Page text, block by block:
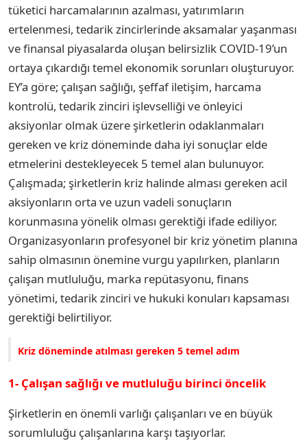
tüketici harcamalarının azalması, yatırımların
ertelenmesi, tedarik zincirlerinde aksamalar yaşanması
ve finansal piyasalarda oluşan belirsizlik COVID-19’un
ortaya çıkardığı temel ekonomik sorunları oluşturuyor.
EY’a göre; çalışan sağlığı, şeffaf iletişim, harcama
kontrolü, tedarik zinciri işlevselliği ve önleyici
aksiyonlar olmak üzere şirketlerin odaklanmaları
gereken ve kriz döneminde daha iyi sonuçlar elde
etmelerini destekleyecek 5 temel alan bulunuyor.
Çalışmada; şirketlerin kriz halinde alması gereken acil
aksiyonların orta ve uzun vadeli sonuçların
korunmasına yönelik olması gerektiği ifade ediliyor.
Organizasyonların profesyonel bir kriz yönetim planına
sahip olmasının önemine vurgu yapılırken, planların
çalışan mutluluğu, marka repütasyonu, finans
yönetimi, tedarik zinciri ve hukuki konuları kapsaması
gerektiği belirtiliyor.
Kriz döneminde atılması gereken 5 temel adım
1- Çalışan sağlığı ve mutluluğu birinci öncelik
Şirketlerin en önemli varlığı çalışanları ve en büyük
sorumluluğu çalışanlarına karşı taşıyorlar.